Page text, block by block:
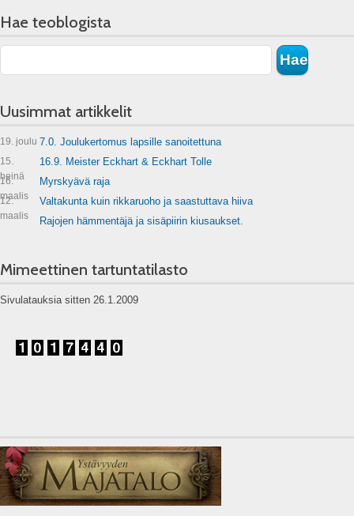
Hae teoblogista
Uusimmat artikkelit
19. joulu 7.0. Joulukertomus lapsille sanoitettuna
15.
heinä
16.9. Meister Eckhart & Eckhart Tolle
16.
maalis
Myrskyävä raja
12.
maalis
Valtakunta kuin rikkaruoho ja saastuttava hiiva
Rajojen hämmentäjä ja sisäpiirin kiusaukset.
Mimeettinen tartuntatilasto
Sivulatauksia sitten 26.1.2009